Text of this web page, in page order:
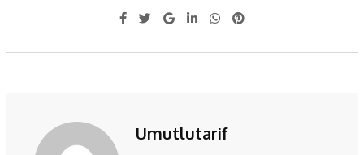
Umutlutarif